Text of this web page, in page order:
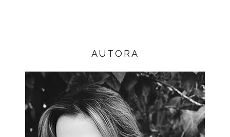
AUTORA